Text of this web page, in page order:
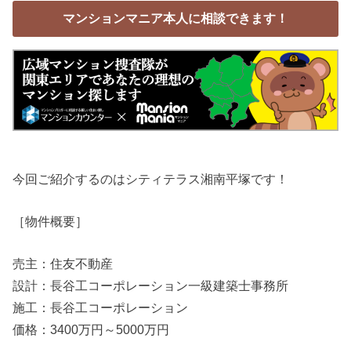
マンションマニア本人に相談できます！
今回ご紹介するのはシティテラス湘南平塚です！
［物件概要］
売主：住友不動産
設計：長谷工コーポレーション一級建築士事務所
施工：長谷工コーポレーション
価格：3400万円～5000万円